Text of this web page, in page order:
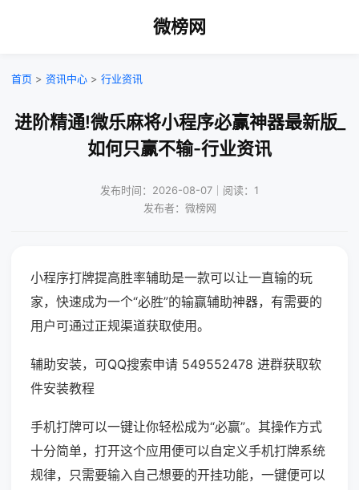
微榜网
首页 > 资讯中心 > 行业资讯
进阶精通!微乐麻将小程序必赢神器最新版_
如何只赢不输-行业资讯
发布时间：2026-08-07｜阅读：1
发布者：微榜网
小程序打牌提高胜率辅助是一款可以让一直输的玩
家，快速成为一个“必胜”的输赢辅助神器，有需要的
用户可通过正规渠道获取使用。
辅助安装，可QQ搜索申请 549552478 进群获取软
件安装教程
手机打牌可以一键让你轻松成为“必赢”。其操作方式
十分简单，打开这个应用便可以自定义手机打牌系统
规律，只需要输入自己想要的开挂功能，一键便可以